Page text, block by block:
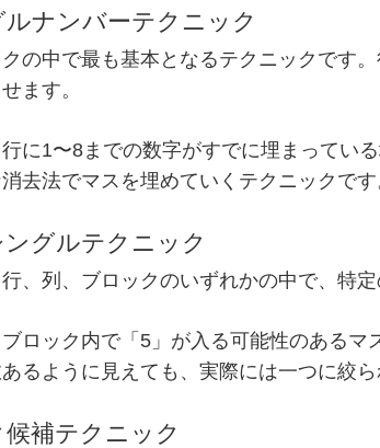
ナンバーテクニック
の中で最も基本となるテクニックです
ます。
に1〜8までの数字がすでに埋まってい
去法でマスを埋めていくテクニックです
グルテクニック
、列、ブロックのいずれかの中で、特
ロック内で「5」が入る可能性のある
るように見えても、実際には一つに絞
補テクニック